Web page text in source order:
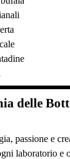
delle
passione e
laboratorio e